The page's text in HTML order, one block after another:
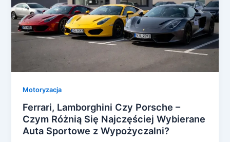
Motoryzacja
Ferrari, Lamborghini Czy Porsche –
Czym Różnią Się Najczęściej Wybierane
Auta Sportowe z Wypożyczalni?